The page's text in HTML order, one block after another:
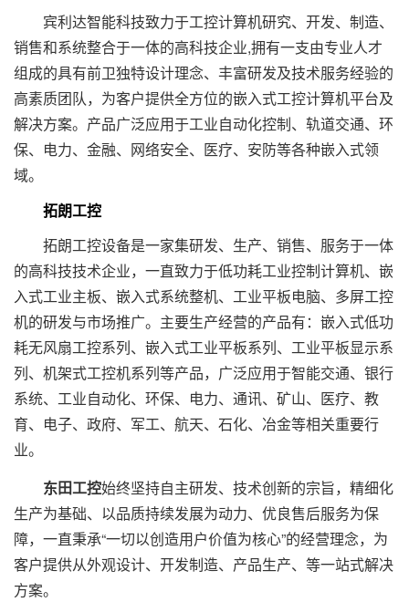
宾利达智能科技致力于工控计算机研究、开发、制造、
销售和系统整合于一体的高科技企业,拥有一支由专业人才
组成的具有前卫独特设计理念、丰富研发及技术服务经验的
高素质团队，为客户提供全方位的嵌入式工控计算机平台及
解决方案。产品广泛应用于工业自动化控制、轨道交通、环
保、电力、金融、网络安全、医疗、安防等各种嵌入式领
域。
拓朗工控
拓朗工控设备是一家集研发、生产、销售、服务于一体
的高科技技术企业，一直致力于低功耗工业控制计算机、嵌
入式工业主板、嵌入式系统整机、工业平板电脑、多屏工控
机的研发与市场推广。主要生产经营的产品有：嵌入式低功
耗无风扇工控系列、嵌入式工业平板系列、工业平板显示系
列、机架式工控机系列等产品，广泛应用于智能交通、银行
系统、工业自动化、环保、电力、通讯、矿山、医疗、教
育、电子、政府、军工、航天、石化、冶金等相关重要行
业。
东田工控始终坚持自主研发、技术创新的宗旨，精细化
生产为基础、以品质持续发展为动力、优良售后服务为保
障，一直秉承“一切以创造用户价值为核心”的经营理念，为
客户提供从外观设计、开发制造、产品生产、等一站式解决
方案。